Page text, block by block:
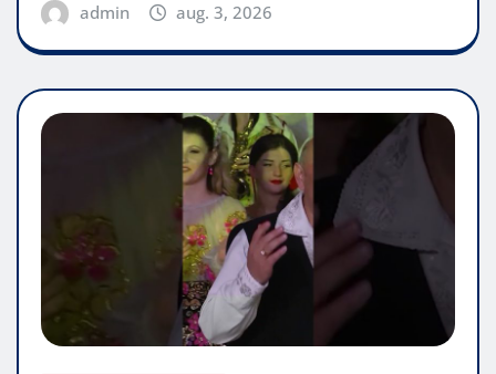
admin aug. 3, 2026